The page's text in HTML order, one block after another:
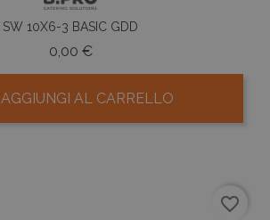
SW 10X6-3 BASIC GDD
0,00 €Prezzo
AGGIUNGI AL CARRELLO
favorite_border